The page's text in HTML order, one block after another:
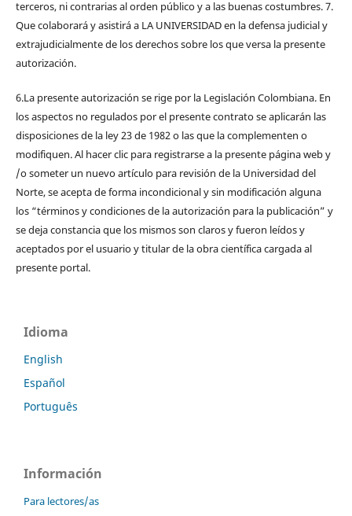
terceros, ni contrarias al orden público y a las buenas costumbres. 7.
Que colaborará y asistirá a LA UNIVERSIDAD en la defensa judicial y
extrajudicialmente de los derechos sobre los que versa la presente
autorización.
6.La presente autorización se rige por la Legislación Colombiana. En
los aspectos no regulados por el presente contrato se aplicarán las
disposiciones de la ley 23 de 1982 o las que la complementen o
modifiquen. Al hacer clic para registrarse a la presente página web y
/o someter un nuevo artículo para revisión de la Universidad del
Norte, se acepta de forma incondicional y sin modificación alguna
los “términos y condiciones de la autorización para la publicación” y
se deja constancia que los mismos son claros y fueron leídos y
aceptados por el usuario y titular de la obra científica cargada al
presente portal.
Idioma
English
Español
Português
Información
Para lectores/as